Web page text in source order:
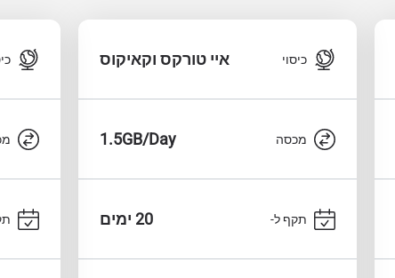
כיסוי איי טורקס וקאיקוס
מכסה 1.5GB/Day
תקף ל- 20 ימים